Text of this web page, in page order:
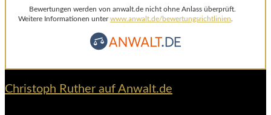
Bewertungen werden von anwalt.de nicht ohne Anlass überprüft.
Weitere Informationen unterwww.anwalt.de/bewertungsrichtlinien
Christoph Ruther auf Anwalt.de